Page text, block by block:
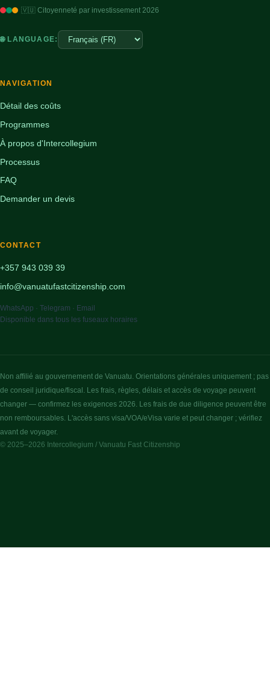
🇻🇺 Citoyenneté par investissement 2026
🌐 LANGUAGE:
NAVIGATION
Détail des coûts
Programmes
À propos d'Intercollegium
Processus
FAQ
Demander un devis
CONTACT
+357 943 039 39
info@vanuatufastcitizenship.com
WhatsApp · Telegram · Email
Disponible dans tous les fuseaux horaires
Non affilié au gouvernement de Vanuatu. Orientations générales uniquement ; pas
de conseil juridique/fiscal. Les frais, règles, délais et accès de voyage peuvent
changer — confirmez les exigences 2026. Les frais de due diligence peuvent être
non remboursables. L'accès sans visa/VOA/eVisa varie et peut changer ; vérifiez
avant de voyager.
© 2025–2026 Intercollegium / Vanuatu Fast Citizenship